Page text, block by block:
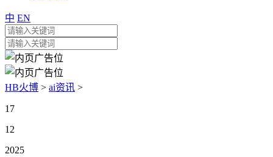
中 EN
HB火博 > ai资讯 >
17
12
2025